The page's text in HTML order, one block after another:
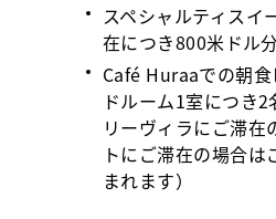
スペシャルティスイ
在につき800米ドル
Café Huraaでの朝
ドルーム1室につき
リーヴィラにご滞在
トにご滞在の場合
まれます）